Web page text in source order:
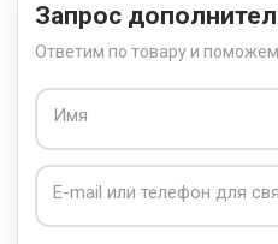
Запрос
Ответим по товару и
Имя
E-mail или телефон для